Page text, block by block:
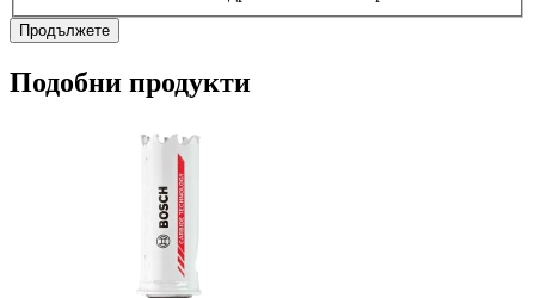
Продължете
Подобни продукти